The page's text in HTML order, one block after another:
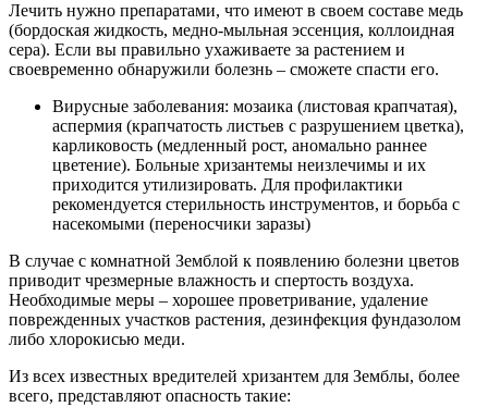
Лечить нужно препаратами, что имеют в своем составе медь
(бордоская жидкость, медно-мыльная эссенция, коллоидная
сера). Если вы правильно ухаживаете за растением и
своевременно обнаружили болезнь – сможете спасти его.
Вирусные заболевания: мозаика (листовая крапчатая),
аспермия (крапчатость листьев с разрушением цветка),
карликовость (медленный рост, аномально раннее
цветение). Больные хризантемы неизлечимы и их
приходится утилизировать. Для профилактики
рекомендуется стерильность инструментов, и борьба с
насекомыми (переносчики заразы)
В случае с комнатной Земблой к появлению болезни цветов
приводит чрезмерные влажность и спертость воздуха.
Необходимые меры – хорошее проветривание, удаление
поврежденных участков растения, дезинфекция фундазолом
либо хлорокисью меди.
Из всех известных вредителей хризантем для Земблы, более
всего, представляют опасность такие: